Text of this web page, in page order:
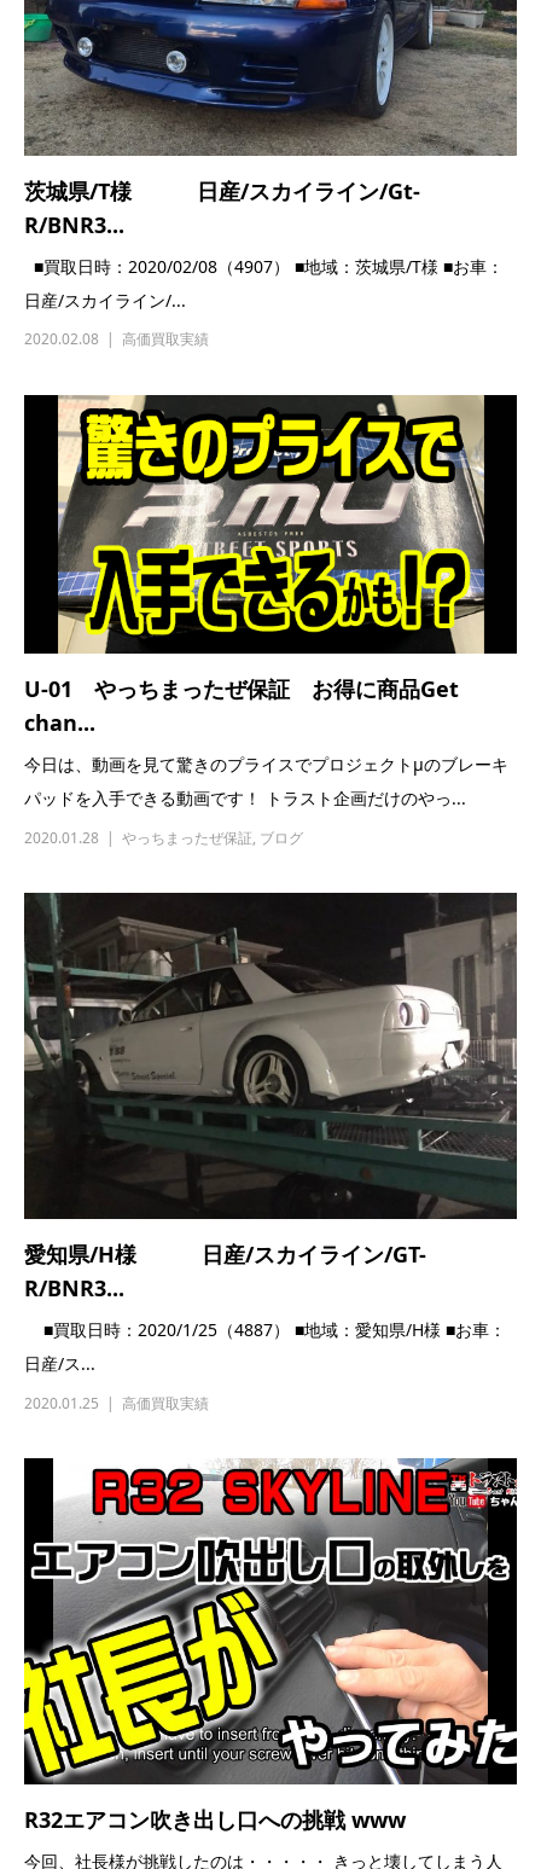
■買取日時：2020/02/08（4907） ■地域：茨城県/T様 ■お車：
日産/スカイライン/...
2020.02.08 高価買取実績
U-01 やっちまったぜ保証 お得に商品Get
chan...
今日は、動画を見て驚きのプライスでプロジェクトμのブレーキ
パッドを入手できる動画です！ トラスト企画だけのやっ...
2020.01.28 やっちまったぜ保証,ブログ
愛知県/H様 日産/スカイライン/GT-
R/BNR3...
■買取日時：2020/1/25（4887） ■地域：愛知県/H様 ■お車：
高価買取実績
R32エアコン吹き出し口への挑戦 www
今回、社長様が挑戦したのは・・・・・ きっと壊してしまう人
も多いと思われるエアコン吹き出し口の取外し＆取付け・...
2019.11.27 豆知識,日記 ,ブログ